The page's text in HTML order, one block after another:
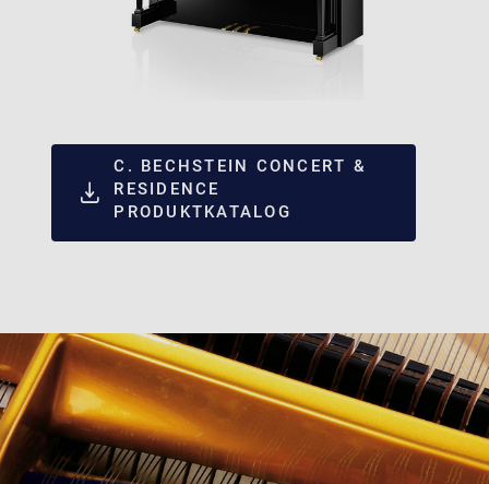
C. BECHSTEIN CONCERT &
RESIDENCE
PRODUKTKATALOG